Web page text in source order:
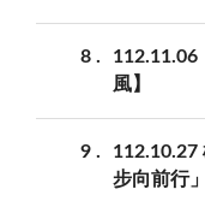
8
112.11.06
風】
9
112.10.27
步向前行